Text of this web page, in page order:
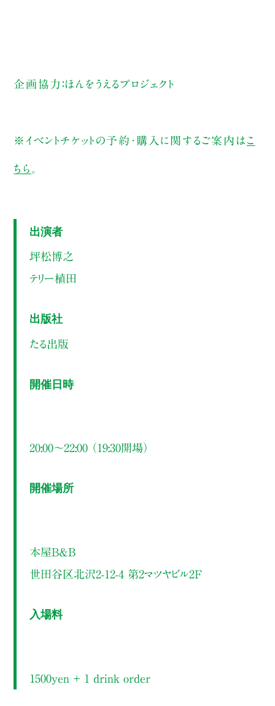
企画協力：ほんをうえるプロジェクト
※イベントチケットの予約・購入に関するご案内は こ
ちら
出演者
坪松博之
テリー植田
出版社
たる出版
開催日時
20:00～22:00 （19:30開場）
開催場所
本屋B&B
世田谷区北沢2-12-4 第2マツヤビル2F
入場料
1500yen ＋ 1 drink order